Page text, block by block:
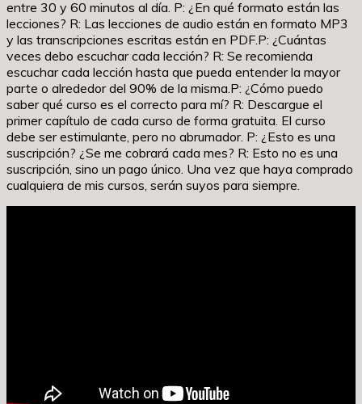
entre 30 y 60 minutos al día. P: ¿En qué formato están las
lecciones? R: Las lecciones de audio están en formato MP3
y las transcripciones escritas están en PDF.P: ¿Cuántas
veces debo escuchar cada lección? R: Se recomienda
escuchar cada lección hasta que pueda entender la mayor
parte o alrededor del 90% de la misma.P: ¿Cómo puedo
saber qué curso es el correcto para mí? R: Descargue el
primer capítulo de cada curso de forma gratuita. El curso
debe ser estimulante, pero no abrumador. P: ¿Esto es una
suscripción? ¿Se me cobrará cada mes? R: Esto no es una
suscripción, sino un pago único. Una vez que haya comprado
cualquiera de mis cursos, serán suyos para siempre.